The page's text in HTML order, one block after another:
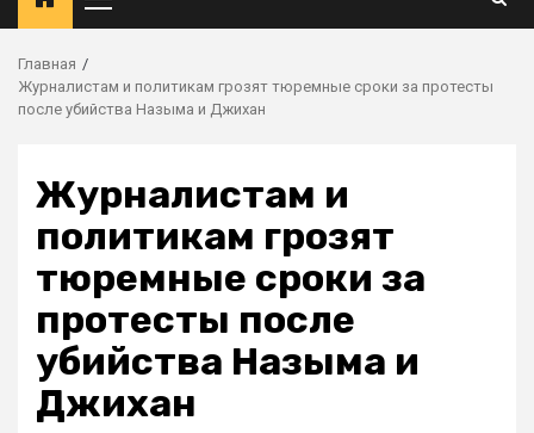
Главная
Журналистам и политикам грозят тюремные сроки за протесты
после убийства Назыма и Джихан
Журналистам и
политикам грозят
тюремные сроки за
протесты после
убийства Назыма и
Джихан